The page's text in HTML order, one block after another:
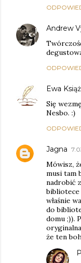
Andrew
Ewa
Się
Nesbo. :)
Jagna
Mówisz,
musi tam
nadrobić
bibliotece
właśnie
do
domu ;)).
że ten